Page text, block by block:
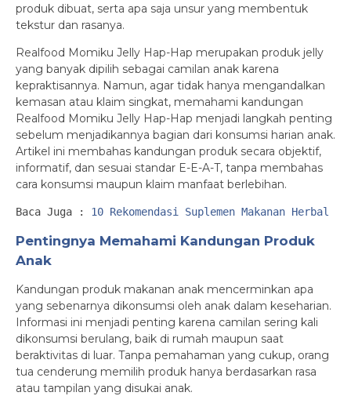
produk dibuat, serta apa saja unsur yang membentuk
tekstur dan rasanya.
Realfood Momiku Jelly Hap-Hap merupakan produk jelly
yang banyak dipilih sebagai camilan anak karena
kepraktisannya. Namun, agar tidak hanya mengandalkan
kemasan atau klaim singkat, memahami kandungan
Realfood Momiku Jelly Hap-Hap menjadi langkah penting
sebelum menjadikannya bagian dari konsumsi harian anak.
Artikel ini membahas kandungan produk secara objektif,
informatif, dan sesuai standar E-E-A-T, tanpa membahas
cara konsumsi maupun klaim manfaat berlebihan.
Baca Juga : 10 Rekomendasi Suplemen Makanan Herbal
Pentingnya Memahami Kandungan Produk
Anak
Kandungan produk makanan anak mencerminkan apa
yang sebenarnya dikonsumsi oleh anak dalam keseharian.
Informasi ini menjadi penting karena camilan sering kali
dikonsumsi berulang, baik di rumah maupun saat
beraktivitas di luar. Tanpa pemahaman yang cukup, orang
tua cenderung memilih produk hanya berdasarkan rasa
atau tampilan yang disukai anak.